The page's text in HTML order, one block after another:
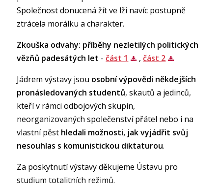
Společnost donucená žít ve lži navíc postupně
ztrácela morálku a charakter.
Zkouška odvahy: příběhy nezletilých politických
vězňů padesátých let -část 1 ,část 2
Jádrem výstavy jsou osobní výpovědi někdejších
pronásledovaných studentů, skautů a jedinců,
kteří v rámci odbojových skupin,
neorganizovaných společenství přátel nebo i na
vlastní pěst hledali možnosti, jak vyjádřit svůj
nesouhlas s komunistickou diktaturou.
Za poskytnutí výstavy děkujeme Ústavu pro
studium totalitních režimů.